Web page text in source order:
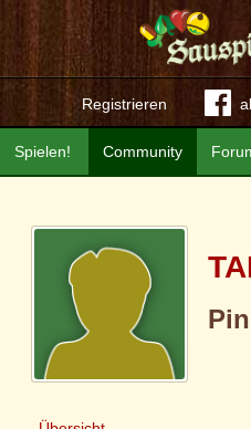
Registrieren
Community
Spielen!